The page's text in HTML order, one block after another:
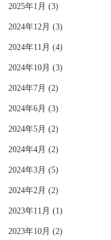
2025年1月 (3)
2024年12月 (3)
2024年11月 (4)
2024年10月 (3)
2024年7月 (2)
2024年6月 (3)
2024年5月 (2)
2024年4月 (2)
2024年3月 (5)
2024年2月 (2)
2023年11月 (1)
2023年10月 (2)